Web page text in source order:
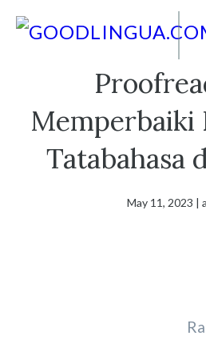
Memperbaiki
Tatabahasa
May 11, 2023 |